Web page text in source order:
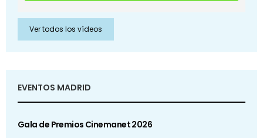
Ver todos los vídeos
EVENTOS MADRID
Gala de Premios Cinemanet 2026